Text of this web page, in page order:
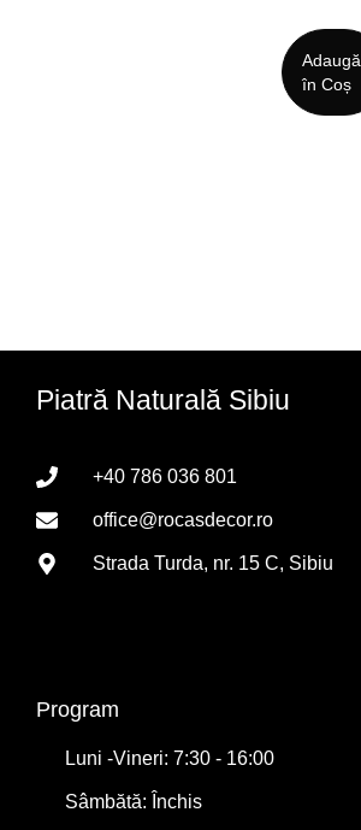
Adaugă
în Coș
Piatră Naturală Sibiu
+40 786 036 801
office@rocasdecor.ro
Strada Turda, nr. 15 C, Sibiu
Program
Luni -Vineri: 7:30 - 16:00
Sâmbătă: Închis